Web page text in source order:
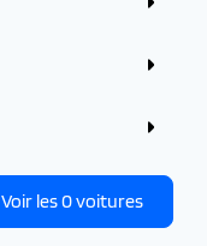
Voir les0voitures